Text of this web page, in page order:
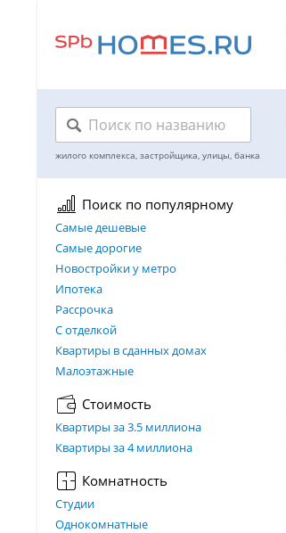
Поиск по популярному
Самые дешевые
Самые дорогие
Новостройки у метро
Ипотека
Рассрочка
С отделкой
Квартиры в сданных домах
Малоэтажные
Стоимость
Квартиры за 3.5 миллиона
Квартиры за 4 миллиона
Комнатность
Студии
Однокомнатные